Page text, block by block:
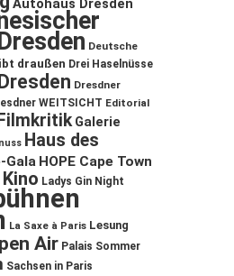
Autohaus Dresden
Deutsche
draußen Drei Haselnüsse
Dresden Dresdner
WEITSICHT Editorial
Filmkritik Galerie
Haus des
Gala HOPE Cape Town
Kino Ladys Gin Night
La Saxe à Paris Lesung
Air Palais Sommer
Sachsen in Paris